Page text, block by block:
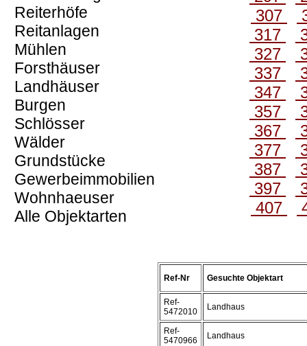
Reiterhöfe
Reitanlagen
Mühlen
Forsthäuser
Landhäuser
Burgen
Schlösser
Wälder
Grundstücke
Gewerbeimmobilien
Wohnhaeuser
Alle Objektarten
307
317
327
337
347
357
367
377
387
397
407
Ref-Nr Gesuchte Objektart
Ref-
5472010
Landhaus
Ref-
5470966
Landhaus